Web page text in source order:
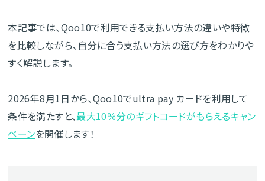
本記事では、Qoo10で利用できる支払い方法の違いや特徴
を比較しながら、自分に合う支払い方法の選び方をわかりや
すく解説します。
2026年8月1日から、Qoo10でultra pay カードを利用して
条件を満たすと、最大10％分のギフトコードがもらえるキャン
ペーンを開催します！